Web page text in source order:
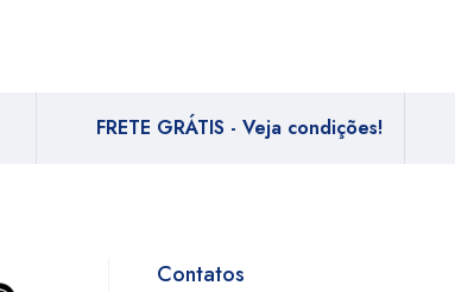
FRETE GRÁTIS - Veja condições!
Contatos